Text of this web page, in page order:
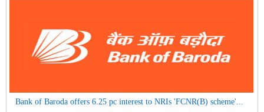
Bank of Baroda offers 6.25 pc interest to NRIs 'FCNR(B) scheme'...